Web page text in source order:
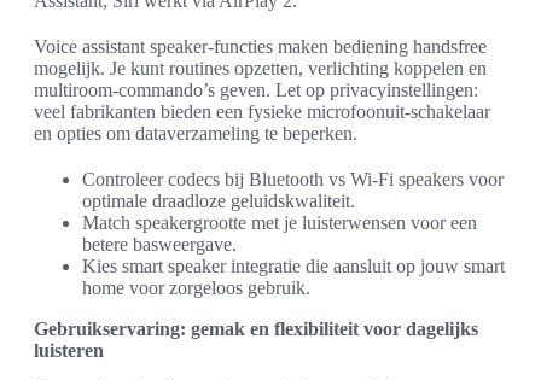
Voice assistant speaker-functies maken bediening handsfree
mogelijk. Je kunt routines opzetten, verlichting koppelen en
multiroom-commando’s geven. Let op privacyinstellingen:
veel fabrikanten bieden een fysieke microfoonuit-schakelaar
en opties om dataverzameling te beperken.
Controleer codecs bij Bluetooth vs Wi‑Fi speakers voor
optimale draadloze geluidskwaliteit.
Match speakergrootte met je luisterwensen voor een
betere basweergave.
Kies smart speaker integratie die aansluit op jouw smart
home voor zorgeloos gebruik.
Gebruikservaring: gemak en flexibiliteit voor dagelijks
luisteren